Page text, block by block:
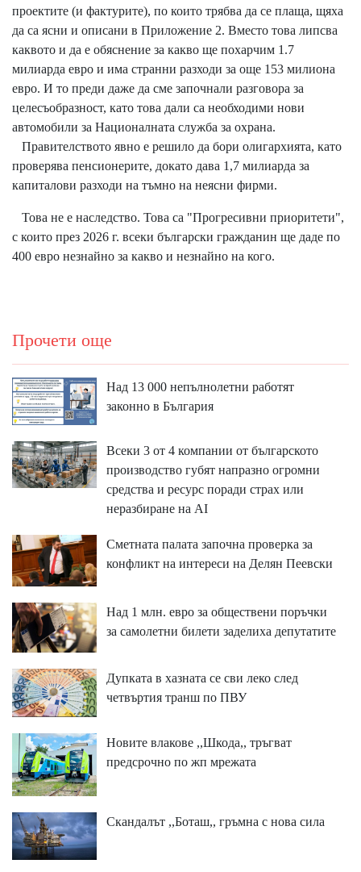
проектите (и фактурите), по които трябва да се плаща, щяха
да са ясни и описани в Приложение 2. Вместо това липсва
каквото и да е обяснение за какво ще похарчим 1.7
милиарда евро и има странни разходи за още 153 милиона
евро. И то преди даже да сме започнали разговора за
целесъобразност, като това дали са необходими нови
автомобили за Националната служба за охрана.
Правителството явно е решило да бори олигархията, като
проверява пенсионерите, докато дава 1,7 милиарда за
капиталови разходи на тъмно на неясни фирми.
Това не е наследство. Това са "Прогресивни приоритети",
с които през 2026 г. всеки български гражданин ще даде по
400 евро незнайно за какво и незнайно на кого.
Прочети още
Над 13 000 непълнолетни работят
законно в България
Всеки 3 от 4 компании от българското
производство губят напразно огромни
средства и ресурс поради страх или
неразбиране на AI
Сметната палата започна проверка за
конфликт на интереси на Делян Пеевски
Над 1 млн. евро за обществени поръчки
за самолетни билети заделиха депутатите
Дупката в хазната се сви леко след
четвъртия транш по ПВУ
Новите влакове ,,Шкода,, тръгват
предсрочно по жп мрежата
Скандалът ,,Боташ,, гръмна с нова сила